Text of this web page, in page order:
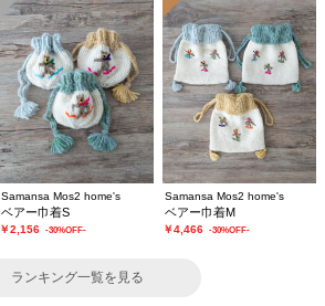
Samansa Mos2 home's
ベアー巾着S
￥2,156 -30%OFF-
Samansa Mos2 home's
ベアー巾着M
￥4,466 -30%OFF-
ランキング一覧を見る